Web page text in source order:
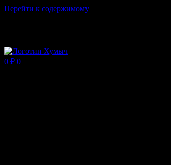
Перейти к содержимому
0 ₽ 0